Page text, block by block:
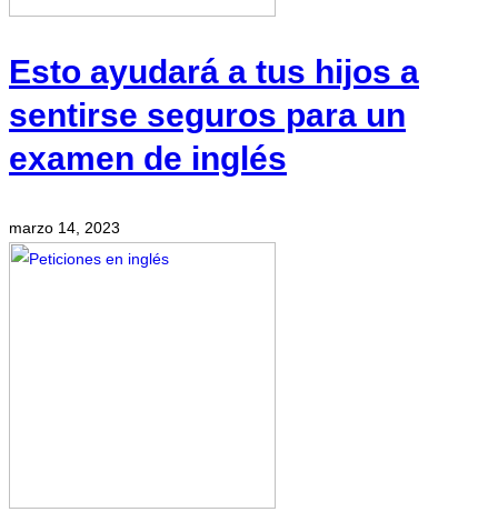
Esto ayudará a tus hijos a
sentirse seguros para un
examen de inglés
marzo 14, 2023